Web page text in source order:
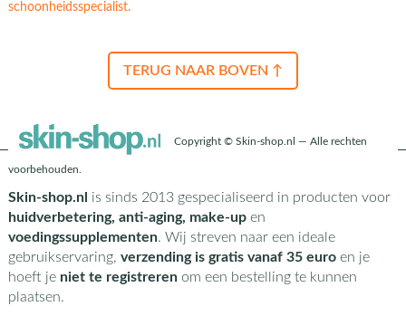
schoonheidsspecialist.
TERUG NAAR BOVEN ↑
Copyright © Skin-shop.nl — Alle rechten
voorbehouden.
Skin-shop.nl is sinds 2013 gespecialiseerd in producten voor
huidverbetering, anti-aging, make-upen
voedingssupplementen. Wij streven naar een ideale
gebruikservaring, verzending is gratis vanaf 35 euroen je
hoeft je niet te registrerenom een bestelling te kunnen
plaatsen.